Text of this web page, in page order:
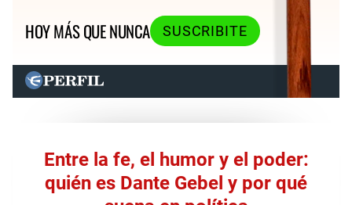
HOY MÁS QUE NUNCA
SUSCRIBITE
Entre la fe, el humor y el poder:
quién es Dante Gebel y por qué